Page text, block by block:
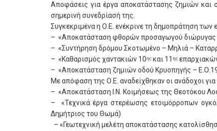
Αποφάσεις για έργα αποκατάστασης ζημιών και
σημερινή συνεδρίασή της.
Συγκεκριμένα η Ο.Ε. ενέκρινε τη δημοπράτηση των
– «Αποκατάσταση φθορών προσαγωγού διώρυγας
– «Συντήρηση δρόμου Σκοτωμένο – Μηλιά –
– «Καθαρισμός χαντακιών 10 ης και 11 ης
– «Αποκατάσταση ζημιών οδού Κρυοπηγής –
Με απόφαση της Ο.Ε. αναδείχθηκαν οι ανάδοχοι για
– «Αποκατάσταση Ι.Ν. Κοιμήσεως της Θεοτόκου
– «Τεχνικά έργα στερέωσης ετοιμόρροπων
Δημήτριος του Θωμά)
– «Γεωτεχνική μελέτη αποκατάστασης